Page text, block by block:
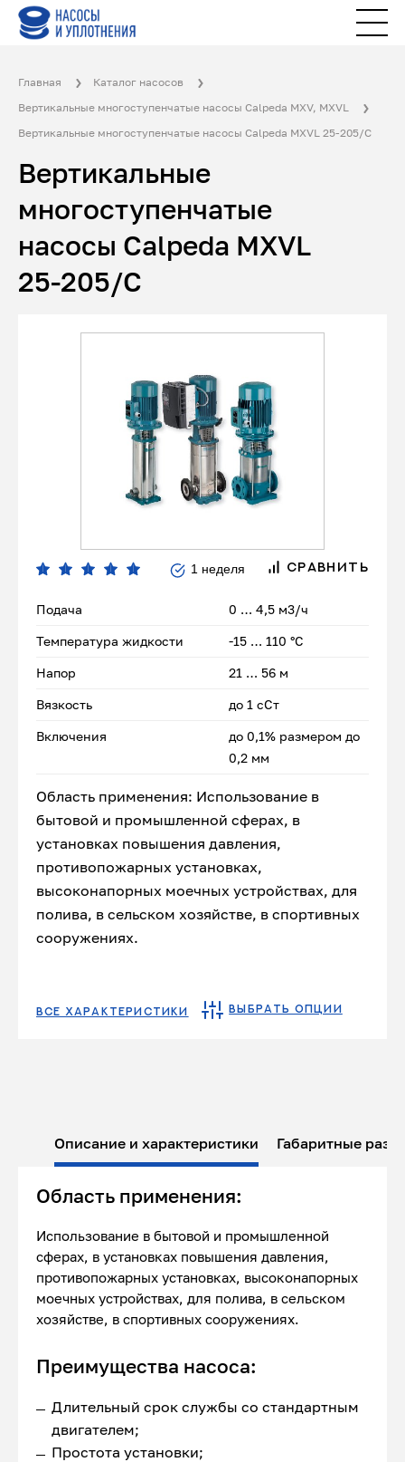
Главная
Каталог насосов
Вертикальные многоступенчатые насосы Calpeda MXV, MXVL
Вертикальные многоступенчатые насосы Calpeda MXVL 25-205/C
Вертикальные
многоступенчатые
насосы Calpeda MXVL
25-205/C
1 неделя СРАВНИТЬ
Подача 0 … 4,5 м3/ч
Температура жидкости -15 … 110 °C
Напор 21 … 56 м
Вязкость до 1 сСт
Включения
до 0,1% размером до
0,2 мм
Область применения: Использование в
бытовой и промышленной сферах, в
установках повышения давления,
противопожарных установках,
высоконапорных моечных устройствах, для
полива, в сельском хозяйстве, в спортивных
сооружениях.
ВСЕ ХАРАКТЕРИСТИКИ ВЫБРАТЬ ОПЦИИ
Описание и характеристики Габаритные
Область применения:
Использование в бытовой и промышленной
сферах, в установках повышения давления,
противопожарных установках, высоконапорных
моечных устройствах, для полива, в сельском
хозяйстве, в спортивных сооружениях.
Преимущества насоса:
Длительный срок службы со стандартным
двигателем;
Простота установки;